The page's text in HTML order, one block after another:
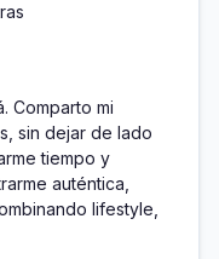
Comparto mi
sin dejar de lado
tiempo y
auténtica,
lifestyle,